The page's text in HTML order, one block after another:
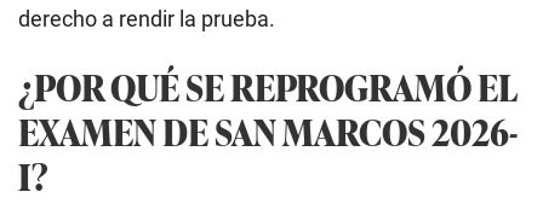
derecho a rendir la prueba.
¿POR QUÉ SE REPROGRAMÓ EL
EXAMEN DE SAN MARCOS 2026-
I?